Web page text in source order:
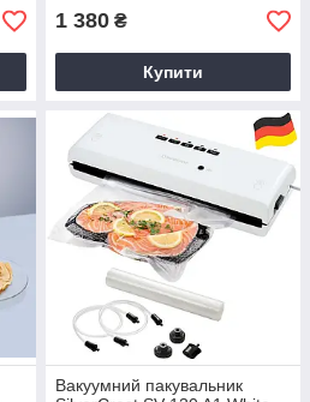
1 380 ₴
Купити
Вакуумний пакувальник